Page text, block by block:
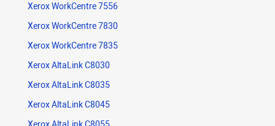
Xerox WorkCentre 7556
Xerox WorkCentre 7830
Xerox WorkCentre 7835
Xerox AltaLink C8030
Xerox AltaLink C8035
Xerox AltaLink C8045